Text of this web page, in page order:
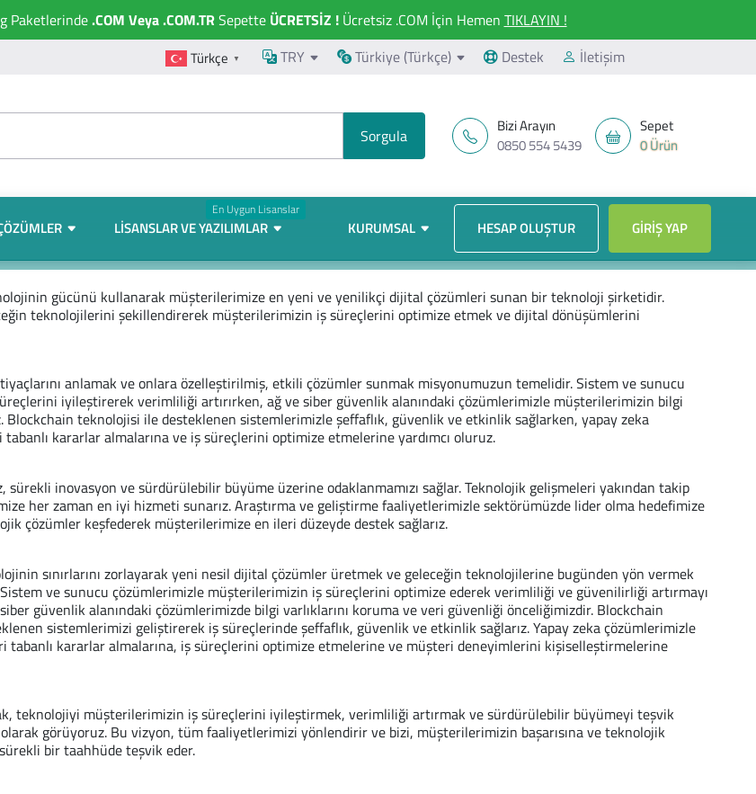
Paketlerinde .COM Veya .COM.TRSepette ÜCRETSİZ !Ücretsiz .COM İçin Hemen TIKLAYIN !
Türkçe ▼ TRY Türkiye (Türkçe) Destek İletişim
Bizi Arayın
0850 554 5439
Sepet
0 Ürün
En Uygun Lisanslar
LISANSLAR VE YAZILIMLAR KURUMSAL HESAP OLUŞTUR GIRIŞ YAP
gücünü kullanarak müşterilerimize en yeni ve yenilikçi dijital çözümleri sunan bir teknoloji şirketidir.
teknolojilerini şekillendirerek müşterilerimizin iş süreçlerini optimize etmek ve dijital dönüşümlerini
anlamak ve onlara özelleştirilmiş, etkili çözümler sunmak misyonumuzun temelidir. Sistem ve sunucu
iyileştirerek verimliliği artırırken, ağ ve siber güvenlik alanındaki çözümlerimizle müşterilerimizin bilgi
Blockchain teknolojisi ile desteklenen sistemlerimizle şeffaflık, güvenlik ve etkinlik sağlarken, yapay zeka
kararlar almalarına ve iş süreçlerini optimize etmelerine yardımcı oluruz.
sürekli inovasyon ve sürdürülebilir büyüme üzerine odaklanmamızı sağlar. Teknolojik gelişmeleri yakından takip
her zaman en iyi hizmeti sunarız. Araştırma ve geliştirme faaliyetlerimizle sektörümüzde lider olma hedefimize
çözümler keşfederek müşterilerimize en ileri düzeyde destek sağlarız.
sınırlarını zorlayarak yeni nesil dijital çözümler üretmek ve geleceğin teknolojilerine bugünden yön vermek
ve sunucu çözümlerimizle müşterilerimizin iş süreçlerini optimize ederek verimliliği ve güvenilirliği artırmayı
güvenlik alanındaki çözümlerimizde bilgi varlıklarını koruma ve veri güvenliği önceliğimizdir. Blockchain
sistemlerimizi geliştirerek iş süreçlerinde şeffaflık, güvenlik ve etkinlik sağlarız. Yapay zeka çözümlerimizle
tabanlı kararlar almalarına, iş süreçlerini optimize etmelerine ve müşteri deneyimlerini kişiselleştirmelerine
teknolojiyi müşterilerimizin iş süreçlerini iyileştirmek, verimliliği artırmak ve sürdürülebilir büyümeyi teşvik
görüyoruz. Bu vizyon, tüm faaliyetlerimizi yönlendirir ve bizi, müşterilerimizin başarısına ve teknolojik
bir taahhüde teşvik eder.